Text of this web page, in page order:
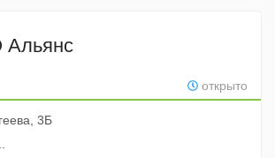
Альянс
открыто
3Б